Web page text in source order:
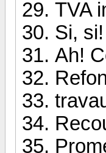
TVA
Si,
Ah!